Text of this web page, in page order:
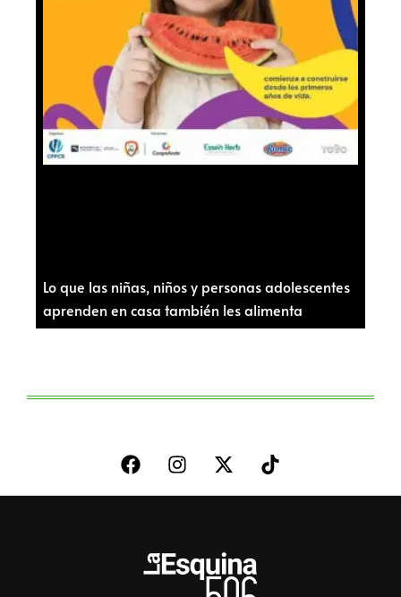
Lo que las niñas, niños y personas adolescentes
aprenden en casa también les alimenta